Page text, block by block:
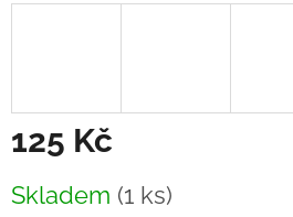
125 Kč
cena:
Skladem (1 ks)